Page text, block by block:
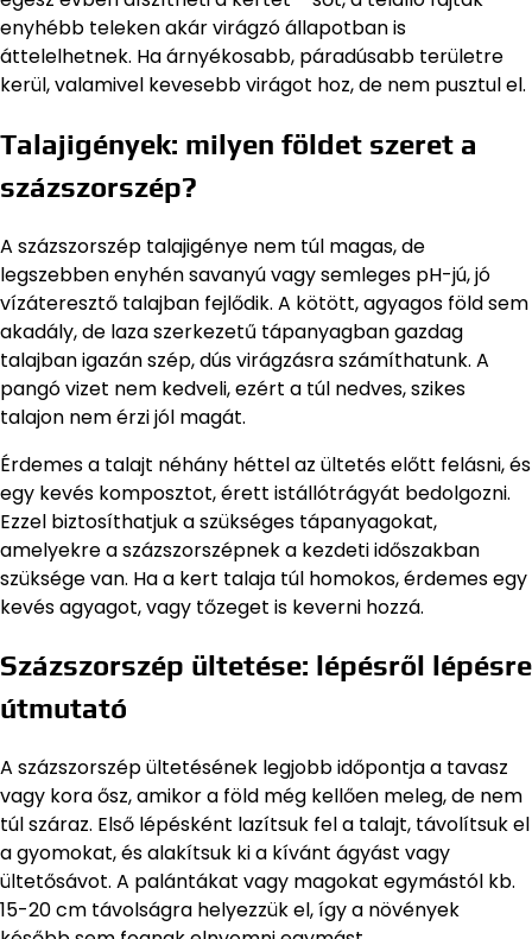
enyhébb teleken akár virágzó állapotban is
áttelelhetnek. Ha árnyékosabb, páradúsabb területre
kerül, valamivel kevesebb virágot hoz, de nem pusztul el.
Talajigények: milyen földet szeret a
százszorszép?
A százszorszép talajigénye nem túl magas, de
legszebben enyhén savanyú vagy semleges pH-jú, jó
vízáteresztő talajban fejlődik. A kötött, agyagos föld sem
akadály, de laza szerkezetű tápanyagban gazdag
talajban igazán szép, dús virágzásra számíthatunk. A
pangó vizet nem kedveli, ezért a túl nedves, szikes
talajon nem érzi jól magát.
Érdemes a talajt néhány héttel az ültetés előtt felásni, és
egy kevés komposztot, érett istállótrágyát bedolgozni.
Ezzel biztosíthatjuk a szükséges tápanyagokat,
amelyekre a százszorszépnek a kezdeti időszakban
szüksége van. Ha a kert talaja túl homokos, érdemes egy
kevés agyagot, vagy tőzeget is keverni hozzá.
Százszorszép ültetése: lépésről lépésre
útmutató
A százszorszép ültetésének legjobb időpontja a tavasz
vagy kora ősz, amikor a föld még kellően meleg, de nem
túl száraz. Első lépésként lazítsuk fel a talajt, távolítsuk el
a gyomokat, és alakítsuk ki a kívánt ágyást vagy
ültetősávot. A palántákat vagy magokat egymástól kb.
15-20 cm távolságra helyezzük el, így a növények